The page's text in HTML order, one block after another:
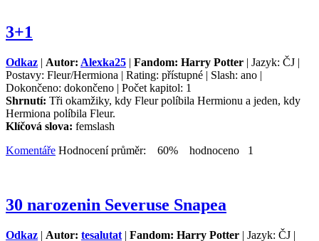
3+1
Odkaz | Autor: Alexka25 | Fandom: Harry Potter | Jazyk: ČJ |
Postavy: Fleur/Hermiona | Rating: přístupné | Slash: ano |
Dokončeno: dokončeno | Počet kapitol: 1
Shrnutí: Tři okamžiky, kdy Fleur políbila Hermionu a jeden, kdy
Hermiona políbila Fleur.
Klíčová slova: femslash
Komentáře Hodnocení průměr: 60% hodnoceno 1
30 narozenin Severuse Snapea
Odkaz | Autor: tesalutat | Fandom: Harry Potter | Jazyk: ČJ |